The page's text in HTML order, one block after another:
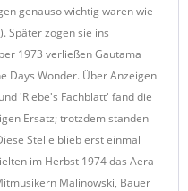
genauso wichtig waren wie
Später zogen sie ins
1973 verließen Gautama
Days Wonder. Über Anzeigen
'Riebe's Fachblatt' fand die
Ersatz; trotzdem standen
Stelle blieb erst einmal
im Herbst 1974 das Aera-
Malinowski, Bauer